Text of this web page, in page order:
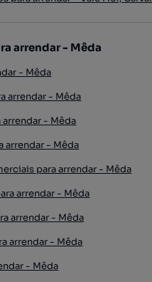
arrendar - Mêda
- Mêda
arrendar - Mêda
arrendar - Mêda
arrendar - Mêda
para arrendar - Mêda
arrendar - Mêda
arrendar - Mêda
arrendar - Mêda
- Mêda